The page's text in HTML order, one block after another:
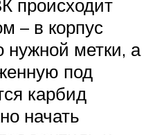
происходит
– в корпус
нужной метки, а
под
карбид
начать